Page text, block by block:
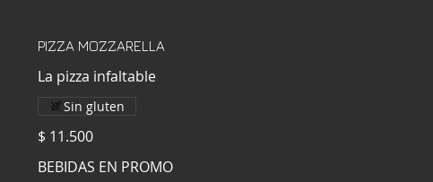
PIZZA MOZZARELLA
La pizza infaltable
$ 11.500
Sin gluten
BEBIDAS EN PROMO